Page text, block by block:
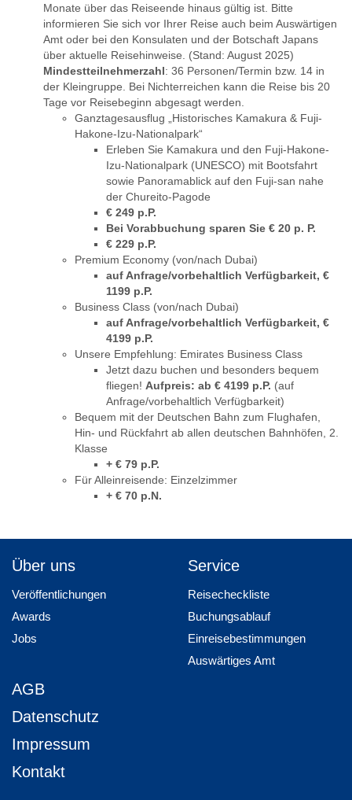
Monate über das Reiseende hinaus gültig ist. Bitte
informieren Sie sich vor Ihrer Reise auch beim Auswärtigen
Amt oder bei den Konsulaten und der Botschaft Japans
über aktuelle Reisehinweise. (Stand: August 2025)
Mindestteilnehmerzahl: 36 Personen/Termin bzw. 14 in
der Kleingruppe. Bei Nichterreichen kann die Reise bis 20
Tage vor Reisebeginn abgesagt werden.
Ganztagesausflug „Historisches Kamakura & Fuji-
Hakone-Izu-Nationalpark“
Erleben Sie Kamakura und den Fuji-Hakone-
Izu-Nationalpark (UNESCO) mit Bootsfahrt
sowie Panoramablick auf den Fuji-san nahe
der Chureito-Pagode
€ 249 p.P.
Bei Vorabbuchung sparen Sie € 20 p. P.
€ 229 p.P.
Premium Economy (von/nach Dubai)
auf Anfrage/vorbehaltlich Verfügbarkeit, €
1199 p.P.
Business Class (von/nach Dubai)
auf Anfrage/vorbehaltlich Verfügbarkeit, €
4199 p.P.
Unsere Empfehlung: Emirates Business Class
Jetzt dazu buchen und besonders bequem
fliegen! Aufpreis: ab € 4199 p.P. (auf
Anfrage/vorbehaltlich Verfügbarkeit)
Bequem mit der Deutschen Bahn zum Flughafen,
Hin- und Rückfahrt ab allen deutschen Bahnhöfen, 2.
Klasse
+ € 79 p.P.
Für Alleinreisende: Einzelzimmer
+ € 70 p.N.
Über uns
Veröffentlichungen
Awards
Jobs
Service
Reisecheckliste
Buchungsablauf
Einreisebestimmungen
Auswärtiges Amt
AGB
Datenschutz
Impressum
Kontakt